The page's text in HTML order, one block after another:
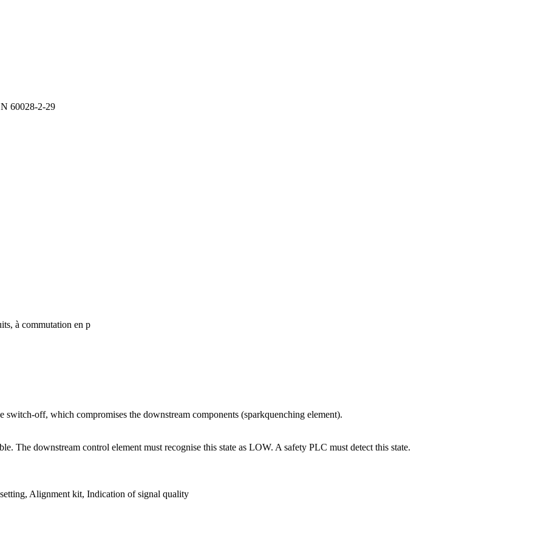
60028-2-29
à commutation en p
switch-off, which compromises the downstream components (sparkquenching element).
The downstream control element must recognise this state as LOW. A safety PLC must detect this state.
Alignment kit, Indication of signal quality